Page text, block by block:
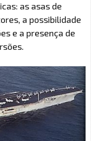
as asas de
a possibilidade
e a presença de